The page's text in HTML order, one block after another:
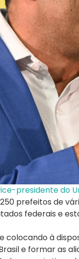
presidente do
prefeitos de
federais e
colocando à
e formar as